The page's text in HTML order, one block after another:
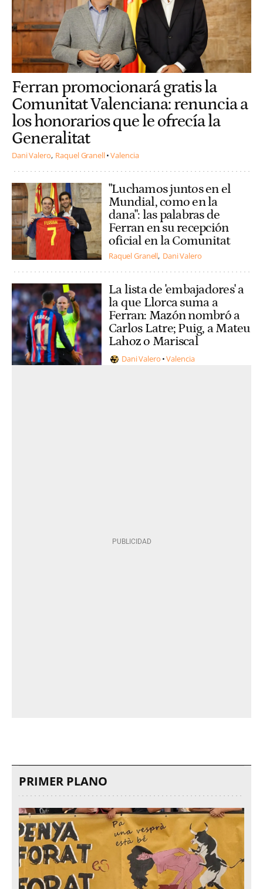
Ferran promocionará gratis la
Comunitat Valenciana: renuncia a
los honorarios que le ofrecía la
Generalitat
Dani Valero Raquel Granell Valencia
"Luchamos juntos en el
Mundial, como en la
dana": las palabras de
Ferran en su recepción
oficial en la Comunitat
Raquel Granell Dani Valero
La lista de 'embajadores' a
la que Llorca suma a
Ferran: Mazón nombró a
Carlos Latre; Puig, a Mateu
Lahoz o Mariscal
Dani Valero Valencia
PRIMER PLANO